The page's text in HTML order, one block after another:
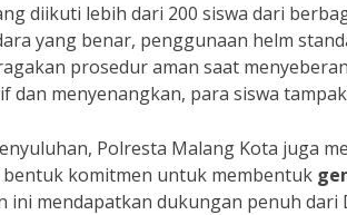
diikuti lebih dari 200 siswa dari
yang benar, penggunaan helm
prosedur aman saat
dan menyenangkan, para siswa
Polresta Malang Kota juga
bentuk komitmen untuk membentuk
ini mendapatkan dukungan penuh